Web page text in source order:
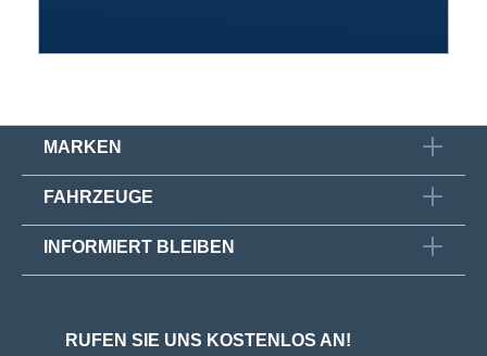
MARKEN
FAHRZEUGE
INFORMIERT BLEIBEN
RUFEN SIE UNS KOSTENLOS AN!